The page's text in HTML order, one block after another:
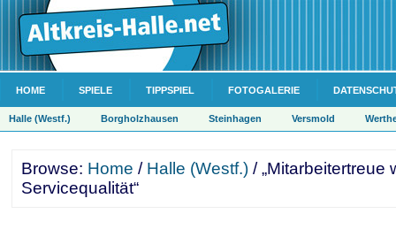
HOME SPIELE TIPPSPIEL FOTOGALERIE
Halle (Westf.) Borgholzhausen Steinhagen Versmold
Browse: Home / Halle (Westf.) / „Mitarbeitertreue
Servicequalität“